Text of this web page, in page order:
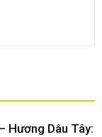
Hương Dâu Tây: